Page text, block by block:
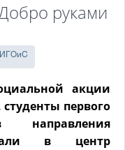
руками
ИГОиС
акции
первого
в центр